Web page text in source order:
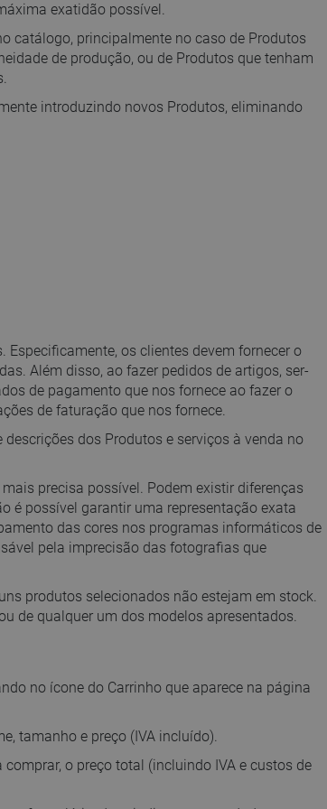
exatidão possível.
catálogo, principalmente no caso de Produtos
de produção, ou de Produtos que tenham
introduzindo novos Produtos, eliminando
os clientes devem fornecer o
Além disso, ao fazer pedidos de artigos, ser-
de pagamento que nos fornece ao fazer o
de faturação que nos fornece.
dos Produtos e serviços à venda no
precisa possível. Podem existir diferenças
é possível garantir uma representação exata
das cores nos programas informáticos de
pela imprecisão das fotografias que
produtos selecionados não estejam em stock.
de qualquer um dos modelos apresentados.
no ícone do Carrinho que aparece na página
tamanho e preço (IVA incluído).
o preço total (incluindo IVA e custos de
FINNISH
PORTUGUESE